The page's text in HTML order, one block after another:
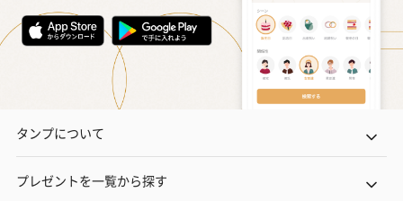
タンプについて
プレゼントを一覧から探す